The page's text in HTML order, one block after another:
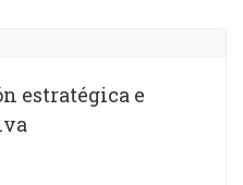
estratégica e